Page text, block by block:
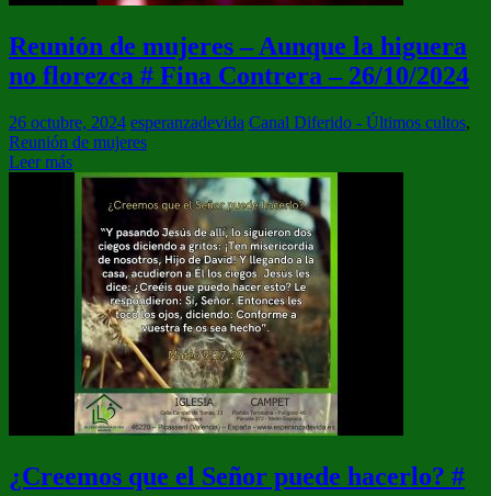
Reunión de mujeres – Aunque la higuera
no florezca # Fina Contrera – 26/10/2024
26 octubre, 2024 esperanzadevida Canal Diferido - Últimos cultos,
Reunión de mujeres
Leer más
¿Creemos que el Señor puede hacerlo? #